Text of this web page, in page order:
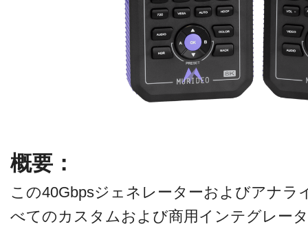
概要：
この40Gbpsジェネレーターおよびアナラ
べてのカスタムおよび商用インテグレー